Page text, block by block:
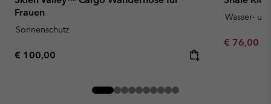
Frauen
Sonnenschutz
Regular price:
€ 100,00
Wasser-
Minimum
€ 76,00